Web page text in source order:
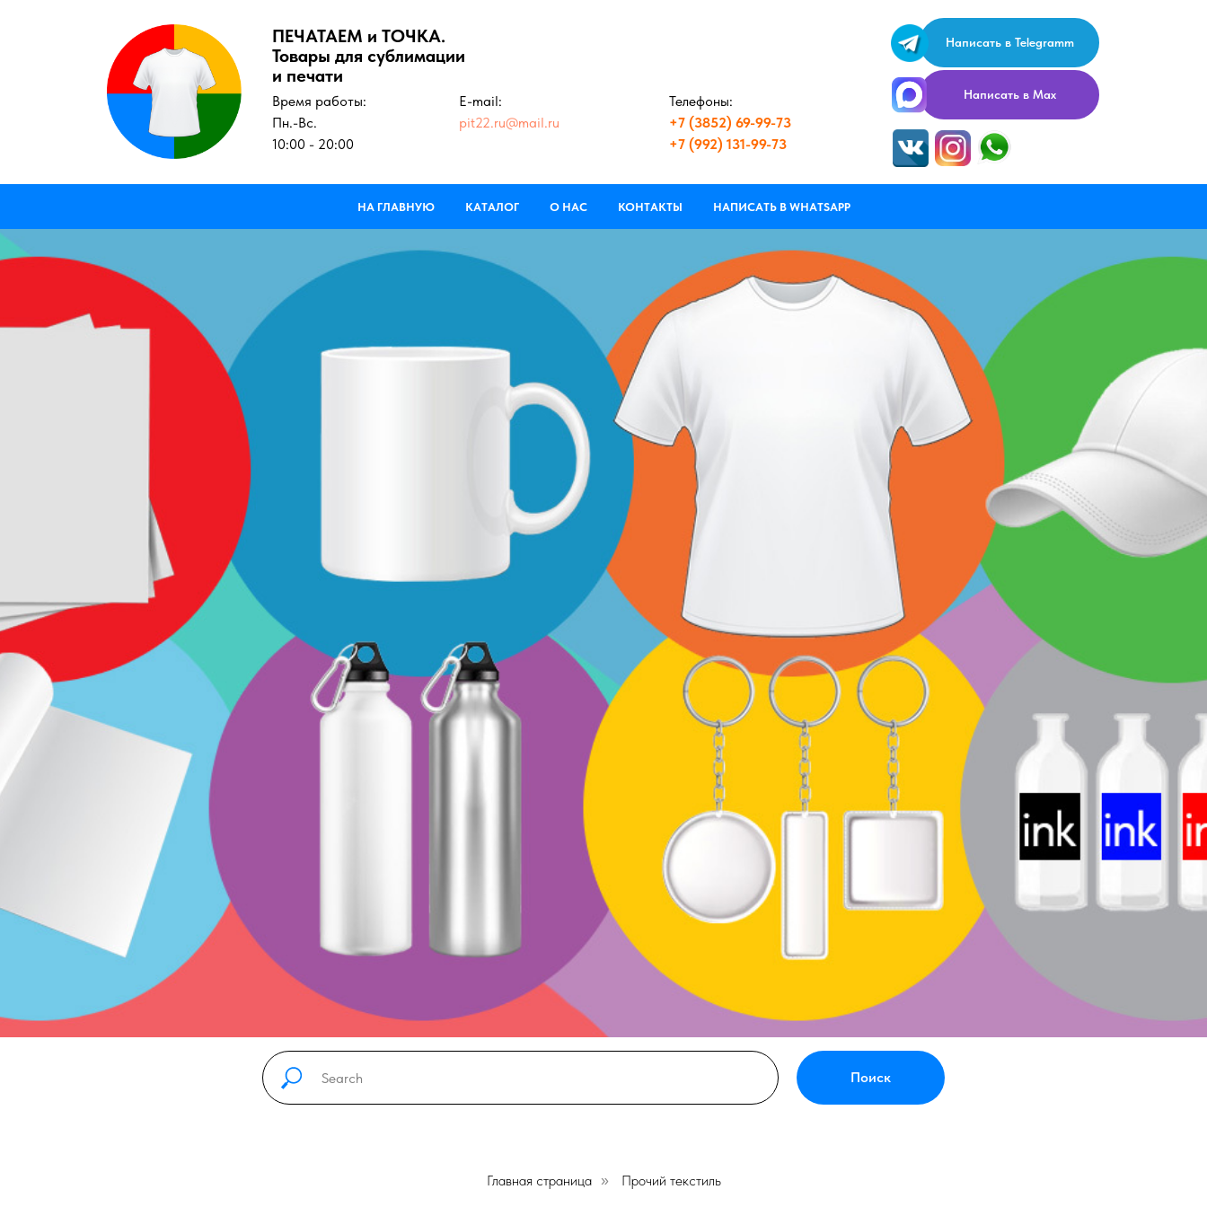
ПЕЧАТАЕМ и ТОЧКА.
Товары для сублимации
и печати
Телефоны:
+7 (3852) 69-99-73
+7 (992) 131-99-73
E-mail:
pit22.ru@mail.ru
Время работы:
Пн.-Вс.
10:00 - 20:00
Написать в Telegramm
Написать в Max
НА ГЛАВНУЮ КАТАЛОГ О НАС КОНТАКТЫ НАПИСАТЬ В WHATSAPP
Поиск
Главная страница » Прочий текстиль